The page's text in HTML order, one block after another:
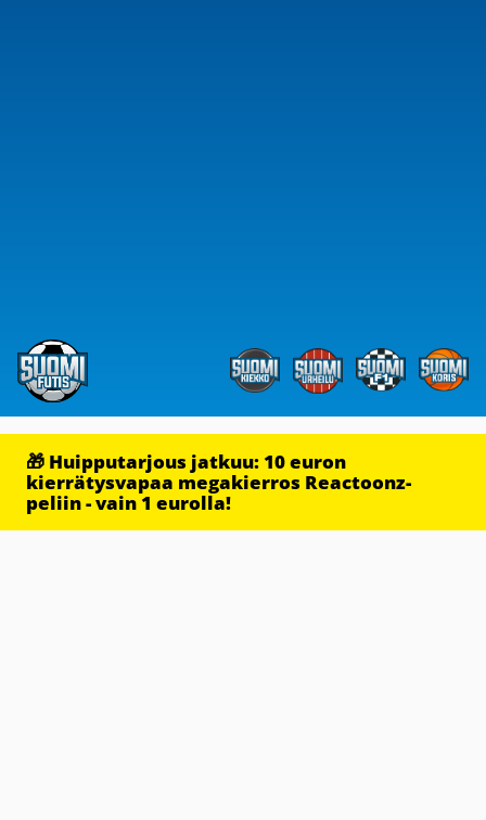
🎁 Huipputarjous jatkuu: 10 euron
kierrätysvapaa megakierros Reactoonz-
peliin - vain 1 eurolla!